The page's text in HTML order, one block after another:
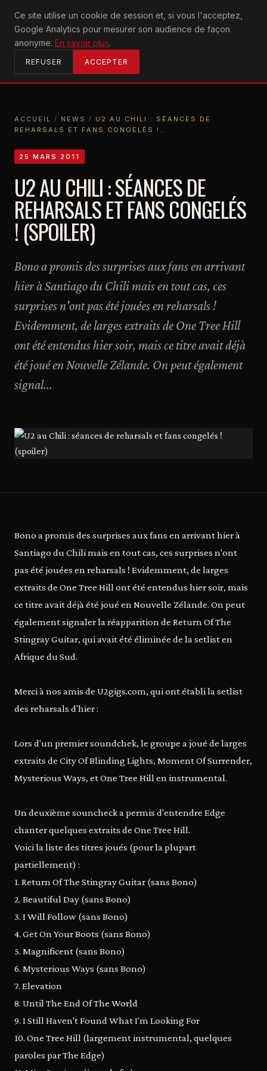
Ce site utilise un cookie de session et, si vous l'acceptez,
Google Analytics pour mesurer son audience de façon
anonyme. En savoir plus.
REFUSER ACCEPTER
U2achtung
ACCUEIL
ACCUEIL / NEWS / U2 AU CHILI : SÉANCES DE
REHARSALS ET FANS CONGELÉS !…
25 MARS 2011
U2 AU CHILI : SÉANCES DE
REHARSALS ET FANS CONGELÉS
! (SPOILER)
Bono a promis des surprises aux fans en arrivant
hier à Santiago du Chili mais en tout cas, ces
surprises n'ont pas été jouées en reharsals !
Evidemment, de larges extraits de One Tree Hill
ont été entendus hier soir, mais ce titre avait déjà
été joué en Nouvelle Zélande. On peut également
signal...
Bono a promis des surprises aux fans en arrivant hier à
Santiago du Chili mais en tout cas, ces surprises n'ont
pas été jouées en reharsals ! Evidemment, de larges
extraits de One Tree Hill ont été entendus hier soir, mais
ce titre avait déjà été joué en Nouvelle Zélande. On peut
également signaler la réapparition de Return Of The
Stingray Guitar, qui avait été éliminée de la setlist en
Afrique du Sud.
Merci à nos amis de U2gigs.com, qui ont établi la setlist
des reharsals d'hier :
Lors d'un premier soundchek, le groupe a joué de larges
extraits de City Of Blinding Lights, Moment Of Surrender,
Mysterious Ways, et One Tree Hill en instrumental.
Un deuxième souncheck a permis d'entendre Edge
chanter quelques extraits de One Tree Hill.
Voici la liste des titres joués (pour la plupart
partiellement) :
1. Return Of The Stingray Guitar (sans Bono)
2. Beautiful Day (sans Bono)
3. I Will Follow (sans Bono)
4. Get On Your Boots (sans Bono)
5. Magnificent (sans Bono)
6. Mysterious Ways (sans Bono)
7. Elevation
8. Until The End Of The World
9. I Still Haven't Found What I'm Looking For
10. One Tree Hill (largement instrumental, quelques
paroles par The Edge)